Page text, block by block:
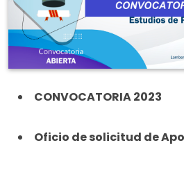
CONVOCATORIA 2023
Oficio de solicitud de